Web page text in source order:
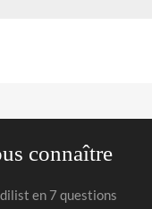
connaître
en 7 questions